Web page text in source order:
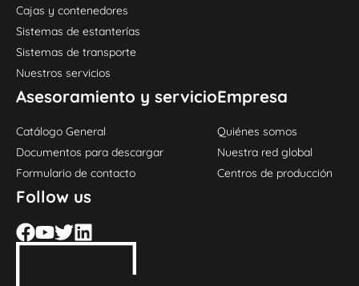
Cajas y contenedores
Sistemas de estanterías
Sistemas de transporte
Nuestros servicios
Asesoramiento y servicio
Catálogo General
Documentos para descargar
Formulario de contacto
Empresa
Quiénes somos
Nuestra red global
Centros de producción
Follow us